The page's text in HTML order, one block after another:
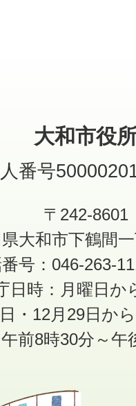
大和市役
番号
〒242-8601
大和市下鶴間
号：046-263-
日時：月曜日か
日・12月29日か
午前8時30分～午